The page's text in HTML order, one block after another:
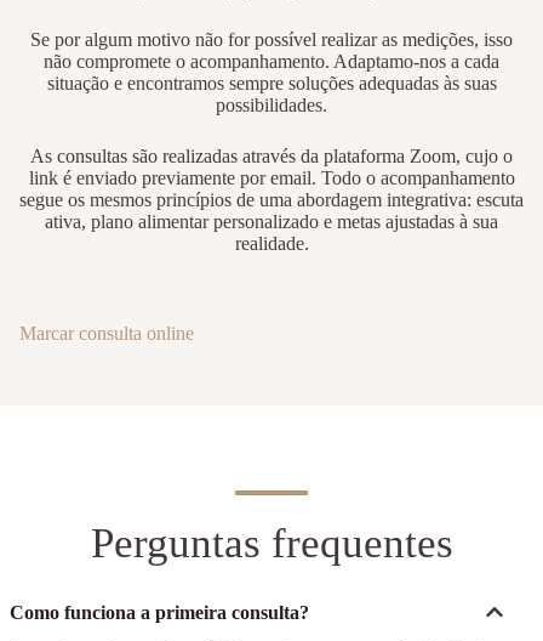
Se por algum motivo não for possível realizar as medições, isso
não compromete o acompanhamento. Adaptamo-nos a cada
situação e encontramos sempre soluções adequadas às suas
possibilidades.
As consultas são realizadas através da plataforma Zoom, cujo o
link é enviado previamente por email. Todo o acompanhamento
segue os mesmos princípios de uma abordagem integrativa: escuta
ativa, plano alimentar personalizado e metas ajustadas à sua
realidade.
Marcar consulta online
Perguntas frequentes
Como funciona a primeira consulta?